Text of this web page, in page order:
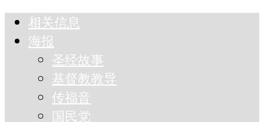
相关信息
海报
圣经故事
基督教教导
传福音
国民党